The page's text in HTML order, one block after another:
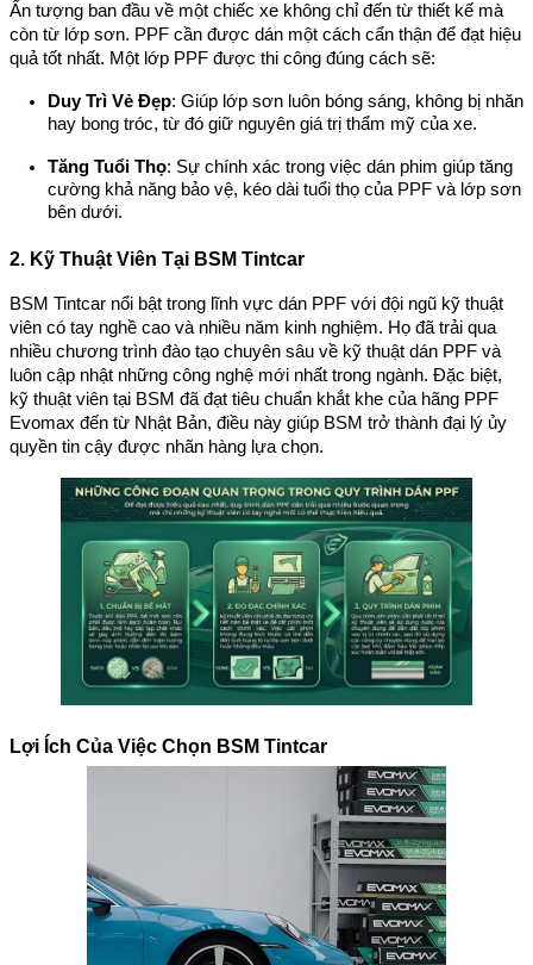
Ấn tượng ban đầu về một chiếc xe không chỉ đến từ thiết kế mà
còn từ lớp sơn. PPF cần được dán một cách cẩn thận để đạt hiệu
quả tốt nhất. Một lớp PPF được thi công đúng cách sẽ:
Duy Trì Vẻ Đẹp: Giúp lớp sơn luôn bóng sáng, không bị nhăn
hay bong tróc, từ đó giữ nguyên giá trị thẩm mỹ của xe.
Tăng Tuổi Thọ: Sự chính xác trong việc dán phim giúp tăng
cường khả năng bảo vệ, kéo dài tuổi thọ của PPF và lớp sơn
bên dưới.
2. Kỹ Thuật Viên Tại BSM Tintcar
BSM Tintcar nổi bật trong lĩnh vực dán PPF với đội ngũ kỹ thuật
viên có tay nghề cao và nhiều năm kinh nghiệm. Họ đã trải qua
nhiều chương trình đào tạo chuyên sâu về kỹ thuật dán PPF và
luôn cập nhật những công nghệ mới nhất trong ngành. Đặc biệt,
kỹ thuật viên tại BSM đã đạt tiêu chuẩn khắt khe của hãng PPF
Evomax đến từ Nhật Bản, điều này giúp BSM trở thành đại lý ủy
quyền tin cậy được nhãn hàng lựa chọn.
Lợi Ích Của Việc Chọn BSM Tintcar